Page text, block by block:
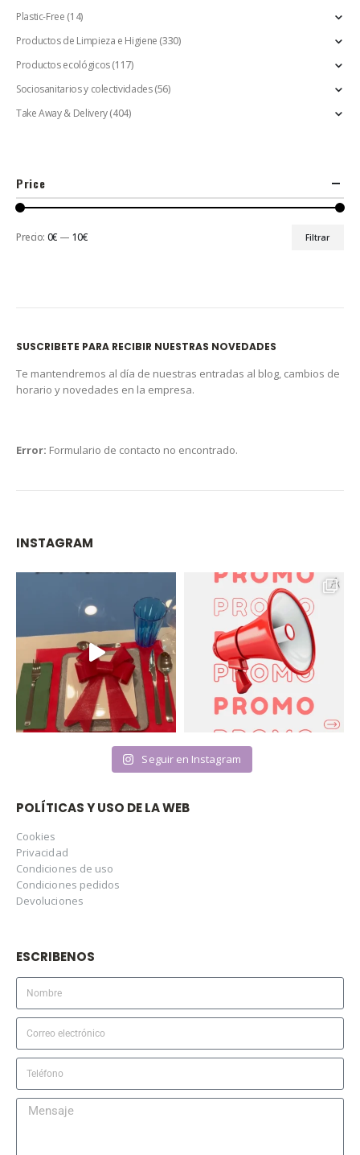
Plastic-Free (14)
Productos de Limpieza e Higiene (330)
Productos ecológicos(117)
Sociosanitarios y colectividades (56)
Take Away & Delivery(404)
Price
Filtrar
Precio: 0€ — 10€
SUSCRIBETE PARA RECIBIR NUESTRAS NOVEDADES
Te mantendremos al día de nuestras entradas al blog, cambios de
horario y novedades en la empresa.
Error: Formulario de contacto no encontrado.
INSTAGRAM
Seguir en Instagram
POLÍTICAS Y USO DE LA WEB
Cookies
Privacidad
Condiciones de uso
Condiciones pedidos
Devoluciones
ESCRIBENOS